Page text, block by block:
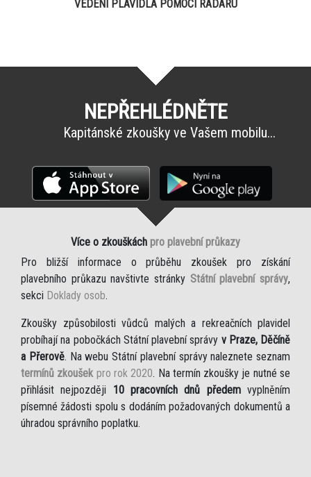
VEDENÍ PLAVIDLA POMOCÍ RADARU
NEPŘEHLÉDNĚTE
Kapitánské zkoušky ve Vašem mobilu...
Více o zkouškách pro plavební průkazy
Pro bližší informace o průběhu zkoušek pro získání
plavebního průkazu navštivte stránky Státní plavební správy,
sekci Doklady osob.
Zkoušky způsobilosti vůdců malých a rekreačních plavidel
probíhají na pobočkách Státní plavební správy v Praze, Děčíně
a Přerově. Na webu Státní plavební správy naleznete seznam
termínů zkoušek pro rok 2020. Na termín zkoušky je nutné se
přihlásit nejpozději 10 pracovních dnů předemvyplněním
písemné žádosti spolu s dodáním požadovaných dokumentů a
úhradou správního poplatku.